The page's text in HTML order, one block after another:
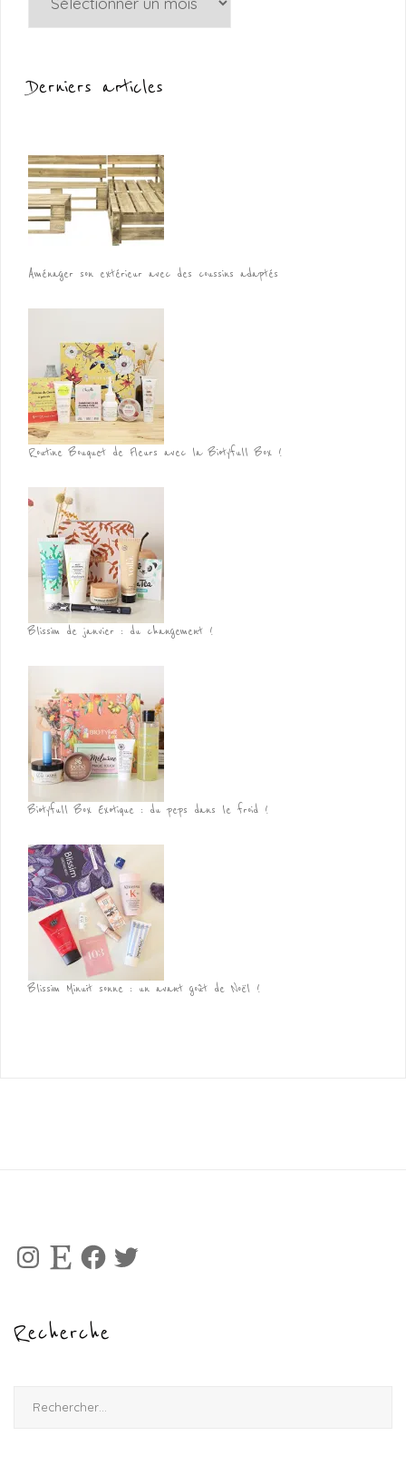
Derniers articles
Aménager son extérieur avec des coussins adaptés
Routine Bouquet de Fleurs avec la Biotyfull Box !
Blissim de janvier : du changement !
Biotyfull Box Exotique : du peps dans le froid !
Blissim Minuit sonne : un avant goût de Noël !
Instagram
Etsy Facebook
Twitter
Recherche